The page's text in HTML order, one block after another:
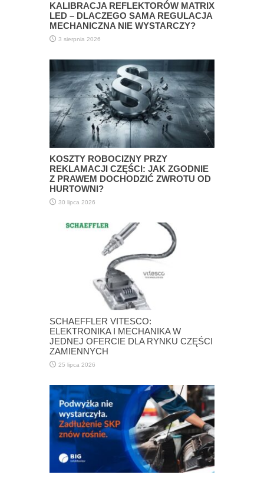
KALIBRACJA REFLEKTORÓW MATRIX
LED – DLACZEGO SAMA REGULACJA
MECHANICZNA NIE WYSTARCZY?
3 sierpnia 2026
KOSZTY ROBOCIZNY PRZY
REKLAMACJI CZĘŚCI: JAK ZGODNIE
Z PRAWEM DOCHODZIĆ ZWROTU OD
HURTOWNI?
30 lipca 2026
SCHAEFFLER VITESCO:
ELEKTRONIKA I MECHANIKA W
JEDNEJ OFERCIE DLA RYNKU CZĘŚCI
ZAMIENNYCH
25 lipca 2026